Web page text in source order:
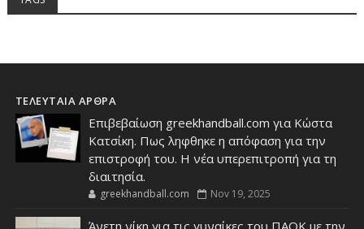
ΤΕΛΕΥΤΑΙΑ ΑΡΘΡΑ
Επιβεβαίωση greekhandball.com για Κώστα
Κατσίκη. Πως ληφθηκε η απόφαση για την
επιστροφή του. Η νέα υπερεπιτροπή για τη
διαιτησία.
greekhandball.com Nov 19, 2025
Άνετη νίκη για τις γυναίκες του ΠΑΟΚ με την